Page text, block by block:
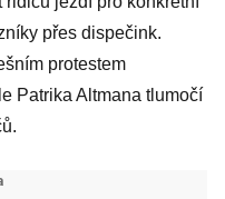
dezodorant
přes dispečink.
protestem
Patrika Altmana tlumočí